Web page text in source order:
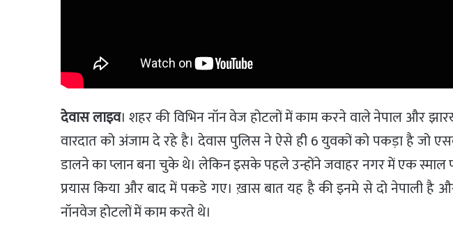
देवास लाइव। शहर की विभिन नॉन वेज होटलों में काम करने वाले नेपाल और
वारदात को अंजाम दे रहे है। देवास पुलिस ने ऐसे ही 6 युवकों को पकड़ा है जो
डालने का प्लान बना चुके थे। लेकिन इसके पहले उन्होंने जवाहर नगर में एक
प्रयास किया और बाद में पकडे गए। ख़ास बात यह है की इनमे से दो नेपाली है
नॉनवेज होटलों में काम करते थे।